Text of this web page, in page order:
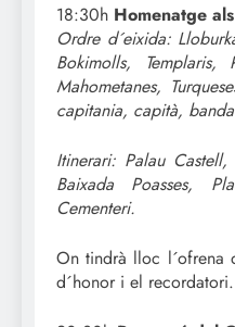
18:30h Homenatge
Ordre d´eixida:
Bokimolls, Templaris,
Mahometanes,
capitania, capità,
Itinerari: Palau
Baixada Poasses,
Cementeri.
On tindrà lloc l´ofrena
d´honor i el recordatori.